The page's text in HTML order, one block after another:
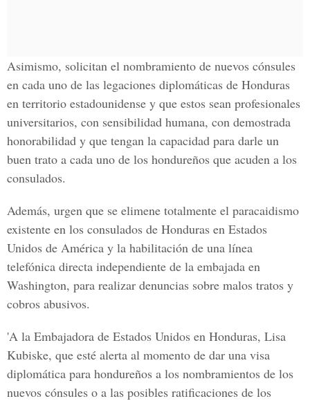
Asimismo, solicitan el nombramiento de nuevos cónsules
en cada uno de las legaciones diplomáticas de Honduras
en territorio estadounidense y que estos sean profesionales
universitarios, con sensibilidad humana, con demostrada
honorabilidad y que tengan la capacidad para darle un
buen trato a cada uno de los hondureños que acuden a los
consulados.
Además, urgen que se elimene totalmente el paracaidismo
existente en los consulados de Honduras en Estados
Unidos de América y la habilitación de una línea
telefónica directa independiente de la embajada en
Washington, para realizar denuncias sobre malos tratos y
cobros abusivos.
'A la Embajadora de Estados Unidos en Honduras, Lisa
Kubiske, que esté alerta al momento de dar una visa
diplomática para hondureños a los nombramientos de los
nuevos cónsules o a las posibles ratificaciones de los